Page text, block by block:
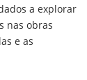
a explorar
nas obras
e as